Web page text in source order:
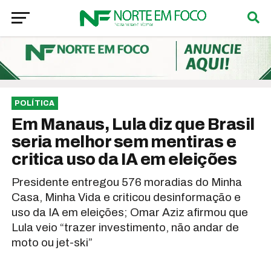
POLÍTICA
Em Manaus, Lula diz que Brasil
seria melhor sem mentiras e
critica uso da IA em eleições
Presidente entregou 576 moradias do Minha
Casa, Minha Vida e criticou desinformação e
uso da IA em eleições; Omar Aziz afirmou que
Lula veio “trazer investimento, não andar de
moto ou jet-ski”